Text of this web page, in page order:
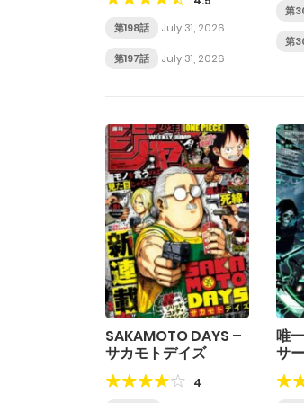
第198話 July 31, 2026
第197話 July 31, 2026
第
第
SAKAMOTO DAYS –
サカモトデイズ
4
唯
サー